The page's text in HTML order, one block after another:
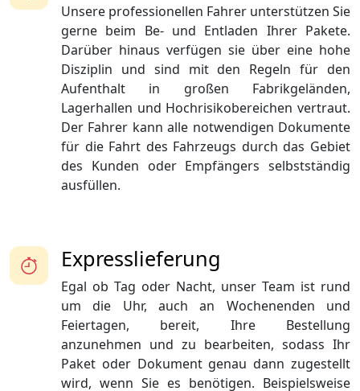
Unsere professionellen Fahrer unterstützen Sie
gerne beim Be- und Entladen Ihrer Pakete.
Darüber hinaus verfügen sie über eine hohe
Disziplin und sind mit den Regeln für den
Aufenthalt in großen Fabrikgeländen,
Lagerhallen und Hochrisikobereichen vertraut.
Der Fahrer kann alle notwendigen Dokumente
für die Fahrt des Fahrzeugs durch das Gebiet
des Kunden oder Empfängers selbstständig
ausfüllen.
Expresslieferung
Egal ob Tag oder Nacht, unser Team ist rund
um die Uhr, auch an Wochenenden und
Feiertagen, bereit, Ihre Bestellung
anzunehmen und zu bearbeiten, sodass Ihr
Paket oder Dokument genau dann zugestellt
wird, wenn Sie es benötigen. Beispielsweise